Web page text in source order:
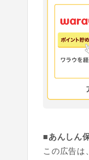
■あんしん
この広告は